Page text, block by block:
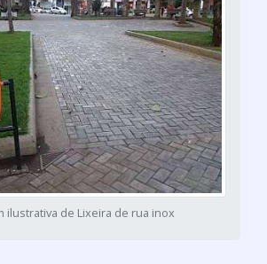
ilustrativa de Lixeira de rua inox